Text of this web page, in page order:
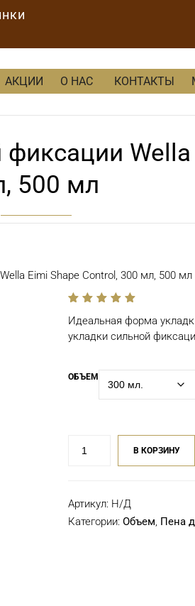
АКЦИИ О НАС КОНТАКТЫ
500 мл
Eimi Shape Control, 300 мл, 500 мл
of
Идеальная форма
укладки сильной
ОБЪЕМ
товара
укладки
экстрасильной
В КОРЗИНУ
Артикул: Н/Д
Категории:Объем, Пена